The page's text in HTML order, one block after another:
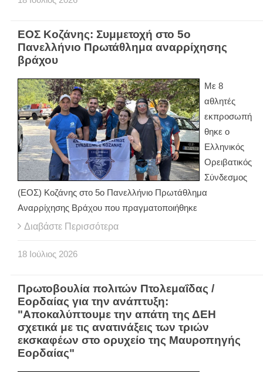
ΕΟΣ Κοζάνης: Συμμετοχή στο 5ο
Πανελλήνιο Πρωτάθλημα αναρρίχησης
βράχου
Mε 8
αθλητές
εκπροσωπή
θηκε ο
Ελληνικός
Ορειβατικός
Σύνδεσμος
(ΕΟΣ) Κοζάνης στο 5ο Πανελλήνιο Πρωτάθλημα
Αναρρίχησης Βράχου που πραγματοποιήθηκε
Διαβάστε Περισσότερα
18 Ιούλιος 2026
Πρωτοβουλία πολιτών Πτολεμαΐδας /
Εορδαίας για την ανάπτυξη:
"Aποκαλύπτουμε την απάτη της ΔΕΗ
σχετικά με τις ανατινάξεις των τριών
εκσκαφέων στο ορυχείο της Μαυροπηγής
Εορδαίας"